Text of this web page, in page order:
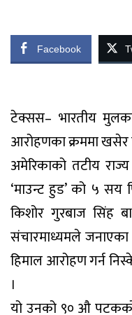
Facebook
टेक्सस– भारतीय
आरोहणका क्रममा खसेर
अमेरिकाको तटीय
‘माउन्ट हुड’ को ५ सय
किशोर गुरबाज सिंह
संचारमाध्यमले
हिमाल आरोहण गर्न
।
यो उनको ९० औ पटकको